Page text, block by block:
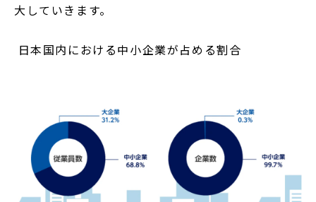
大していきます。
日本国内における中小企業が占める割合